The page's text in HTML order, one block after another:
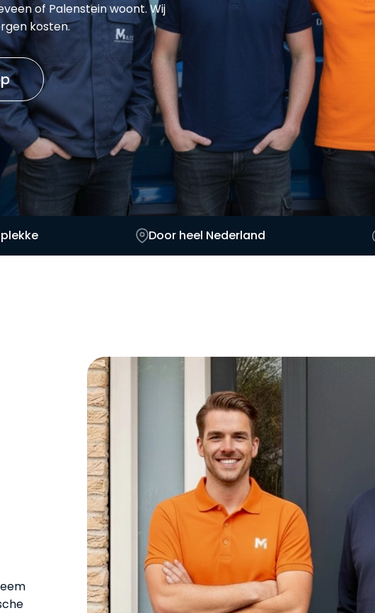
of Palenstein woont. Wij
kosten.
Door heel Nederland